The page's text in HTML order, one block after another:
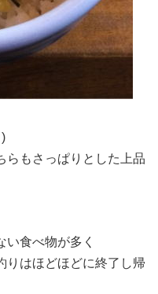
らもさっぱりとした上品
い食べ物が多く
りはほどほどに終了し帰